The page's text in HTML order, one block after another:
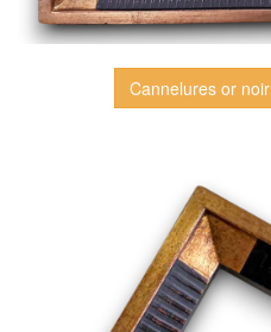
Cannelures or